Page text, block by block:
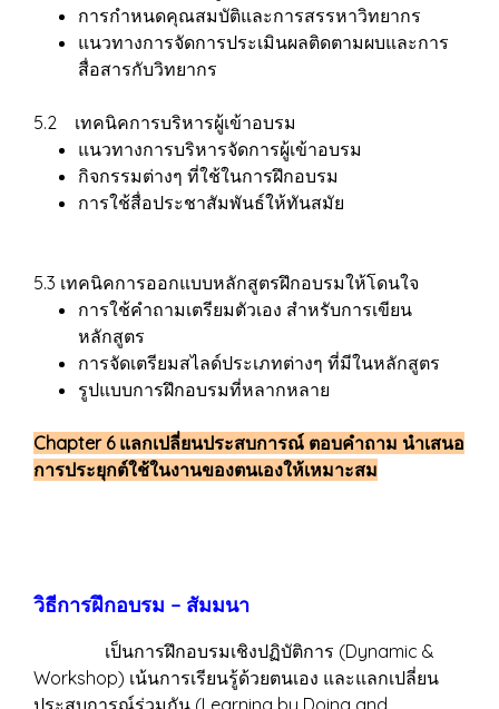
การกำหนดคุณสมบัติและการสรรหาวิทยากร
แนวทางการจัดการประเมินผลติดตามผบและการ
สื่อสารกับวิทยากร
5.2 เทคนิคการบริหารผู้เข้าอบรม
แนวทางการบริหารจัดการผู้เข้าอบรม
กิจกรรมต่างๆ ที่ใช้ในการฝึกอบรม
การใช้สื่อประชาสัมพันธ์ให้ทันสมัย
5.3 เทคนิคการออกแบบหลักสูตรฝึกอบรมให้โดนใจ
การใช้คำถามเตรียมตัวเอง สำหรับการเขียน
หลักสูตร
การจัดเตรียมสไลด์ประเภทต่างๆ ที่มีในหลักสูตร
รูปแบบการฝึกอบรมที่หลากหลาย
Chapter 6 แลกเปลี่ยนประสบการณ์ ตอบคำถาม นำเสนอ
การประยุกต์ใช้ในงานของตนเองให้เหมาะสม
วิธีการฝึกอบรม – สัมมนา
เป็นการฝึกอบรมเชิงปฏิบัติการ (Dynamic &
Workshop) เน้นการเรียนรู้ด้วยตนเอง และแลกเปลี่ยน
ประสบการณ์ร่วมกัน (Learning by Doing and